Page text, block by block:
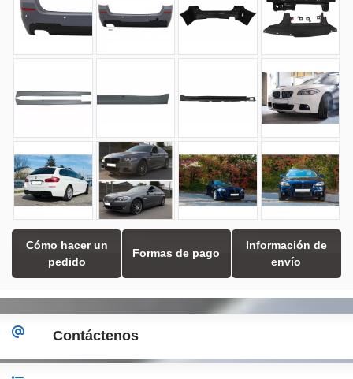
Cómo hacer un
pedido
Formas de pago
Información de
envío
Contáctenos